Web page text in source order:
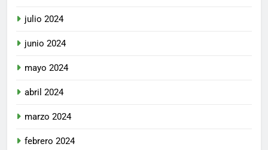
julio 2024
junio 2024
mayo 2024
abril 2024
marzo 2024
febrero 2024